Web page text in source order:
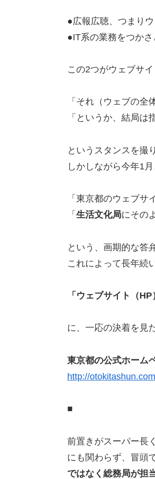
●広報広聴、つまり
●IT系の業務をつかさ
この2つがウェブサ
「それ（ウェブの全
「というか、結局
というスタンスを撮
しかしながら今年1
「東京都のウェブサ
「 生活文化局にその
という、画期的な答
これによって長年続
「ウェブサイト（
に、一応の決着を見
東京都の公式ホーム
http://
■
前置きがスーパー長
にも関わらず、冒頭
ではなく総務局が担